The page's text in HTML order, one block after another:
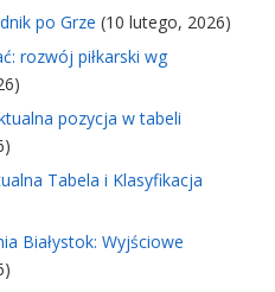
po Grze (10 lutego, 2026)
rozwój piłkarski wg
pozycja w tabeli
Tabela i Klasyfikacja
Białystok: Wyjściowe